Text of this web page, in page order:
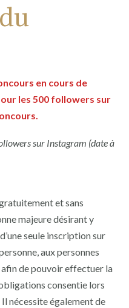
en cours de
les 500 followers sur
sur Instagram (date à
et sans
majeure désirant y
seule inscription sur
aux personnes
de pouvoir effectuer la
consentie lors
nécessite également de